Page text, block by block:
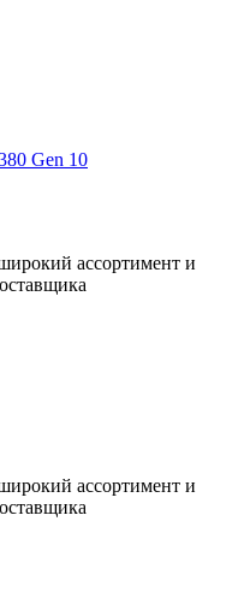
Gen 10
ассортимент и
ассортимент и